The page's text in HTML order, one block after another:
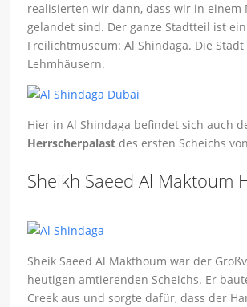
realisierten wir dann, dass wir in einem
gelandet sind. Der ganze Stadtteil ist
Freilichtmuseum: Al Shindaga. Die
Lehmhäusern.
Hier in Al Shindaga befindet sich auch
Herrscherpalast des ersten Scheichs
Sheikh Saeed Al Maktoum
Sheik Saeed Al Makthoum war der
heutigen amtierenden Scheichs. Er
Creek aus und sorgte dafür, dass der